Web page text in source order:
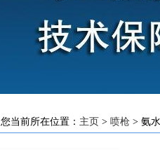
您当前所在位置： 主页 > 喷枪 > 氨